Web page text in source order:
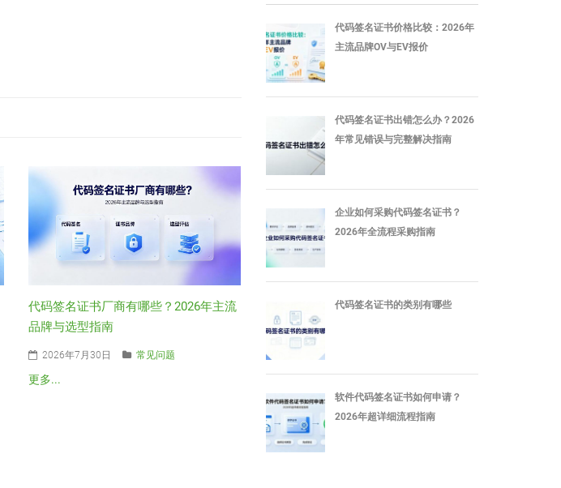
代码签名证书厂商有哪些？2026年主流
品牌与选型指南
2026年7月30日 常见问题
更多...
代码签名证书价格比较：2026年
主流品牌OV与EV报价
代码签名证书出错怎么办？2026
年常见错误与完整解决指南
企业如何采购代码签名证书？
2026年全流程采购指南
代码签名证书的类别有哪些
软件代码签名证书如何申请？
2026年超详细流程指南